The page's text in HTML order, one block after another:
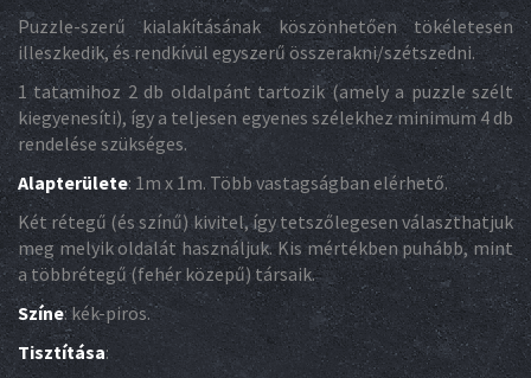
Puzzle-szerű kialakításának köszönhetően tökéletesen
illeszkedik, és rendkívül egyszerű összerakni/szétszedni.
1 tatamihoz 2 db oldalpánt tartozik (amely a puzzle szélt
kiegyenesíti), így a teljesen egyenes szélekhez minimum 4 db
rendelése szükséges.
Alapterülete: 1m x 1m. Több vastagságban elérhető.
Két rétegű (és színű) kivitel, így tetszőlegesen választhatjuk
meg melyik oldalát használjuk. Kis mértékben puhább, mint
a többrétegű (fehér közepű) társaik.
Színe: kék-piros.
Tisztítása: